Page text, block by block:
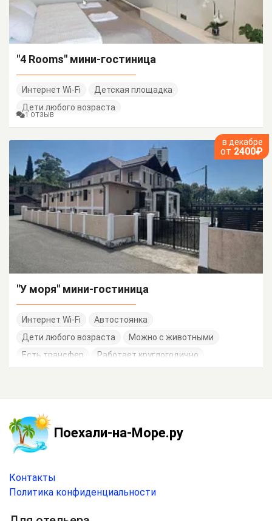
"4 Rooms" мини-гостиница
Интернет Wi-Fi
Детская площадка
Дети любого возраста
1 ОТЗЫВ
в декабре
от 2400₽
"У моря" мини-гостиница
Интернет Wi-Fi
Автостоянка
Дети любого возраста
Можно с животными
Есть трансфер
Работает круглогодично
Поехали-на-Море.ру
Контакты
Политика конфиденциальности